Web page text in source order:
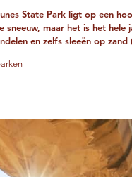
State Park ligt op een
sneeuw, maar het is het hele
en zelfs sleeën op zand